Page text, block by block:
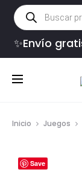
Búsqueda
de
productos
✨Envío
Inicio Juegos
Save